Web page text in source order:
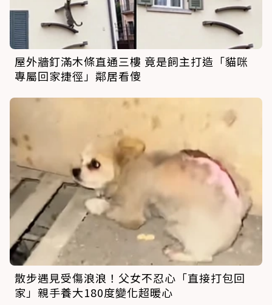
屋外牆釘滿木條直通三樓 竟是飼主打造「貓咪
專屬回家捷徑」鄰居看傻
散步遇見受傷浪浪！父女不忍心「直接打包回
家」親手養大180度變化超暖心